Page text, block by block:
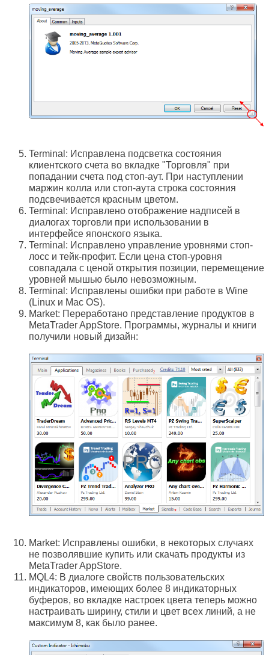
Terminal: Исправлена подсветка состояния
клиентского счета во вкладке "Торговля" при
попадании счета под стоп-аут. При наступлении
маржин колла или стоп-аута строка состояния
подсвечивается красным цветом.
Terminal: Исправлено отображение надписей в
диалогах торговли при использовании в
интерфейсе японского языка.
Terminal: Исправлено управление уровнями стоп-
лосс и тейк-профит. Если цена стоп-уровня
совпадала с ценой открытия позиции, перемещение
уровней мышью было невозможным.
Terminal: Исправлены ошибки при работе в Wine
(Linux и Mac OS).
Market: Переработано представление продуктов в
MetaTrader AppStore. Программы, журналы и книги
получили новый дизайн:
Market: Исправлены ошибки, в некоторых случаях
не позволявшие купить или скачать продукты из
MetaTrader AppStore.
MQL4: В диалоге свойств пользовательских
индикаторов, имеющих более 8 индикаторных
буферов, во вкладке настроек цвета теперь можно
настраивать ширину, стили и цвет всех линий, а не
максимум 8, как было ранее.